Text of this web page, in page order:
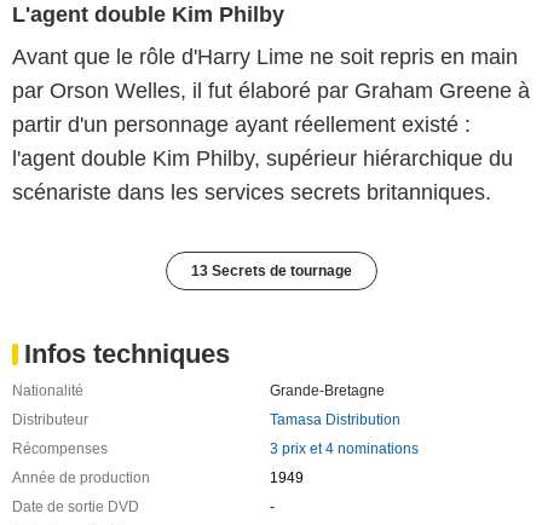
L'agent double Kim Philby
Avant que le rôle d'Harry Lime ne soit repris en main
par Orson Welles, il fut élaboré par Graham Greene à
partir d'un personnage ayant réellement existé :
l'agent double Kim Philby, supérieur hiérarchique du
scénariste dans les services secrets britanniques.
13 Secrets de tournage
Infos techniques
Nationalité
Grande-Bretagne
Distributeur
Tamasa Distribution
Récompenses
3 prix et 4 nominations
Année de production
1949
Date de sortie DVD
-